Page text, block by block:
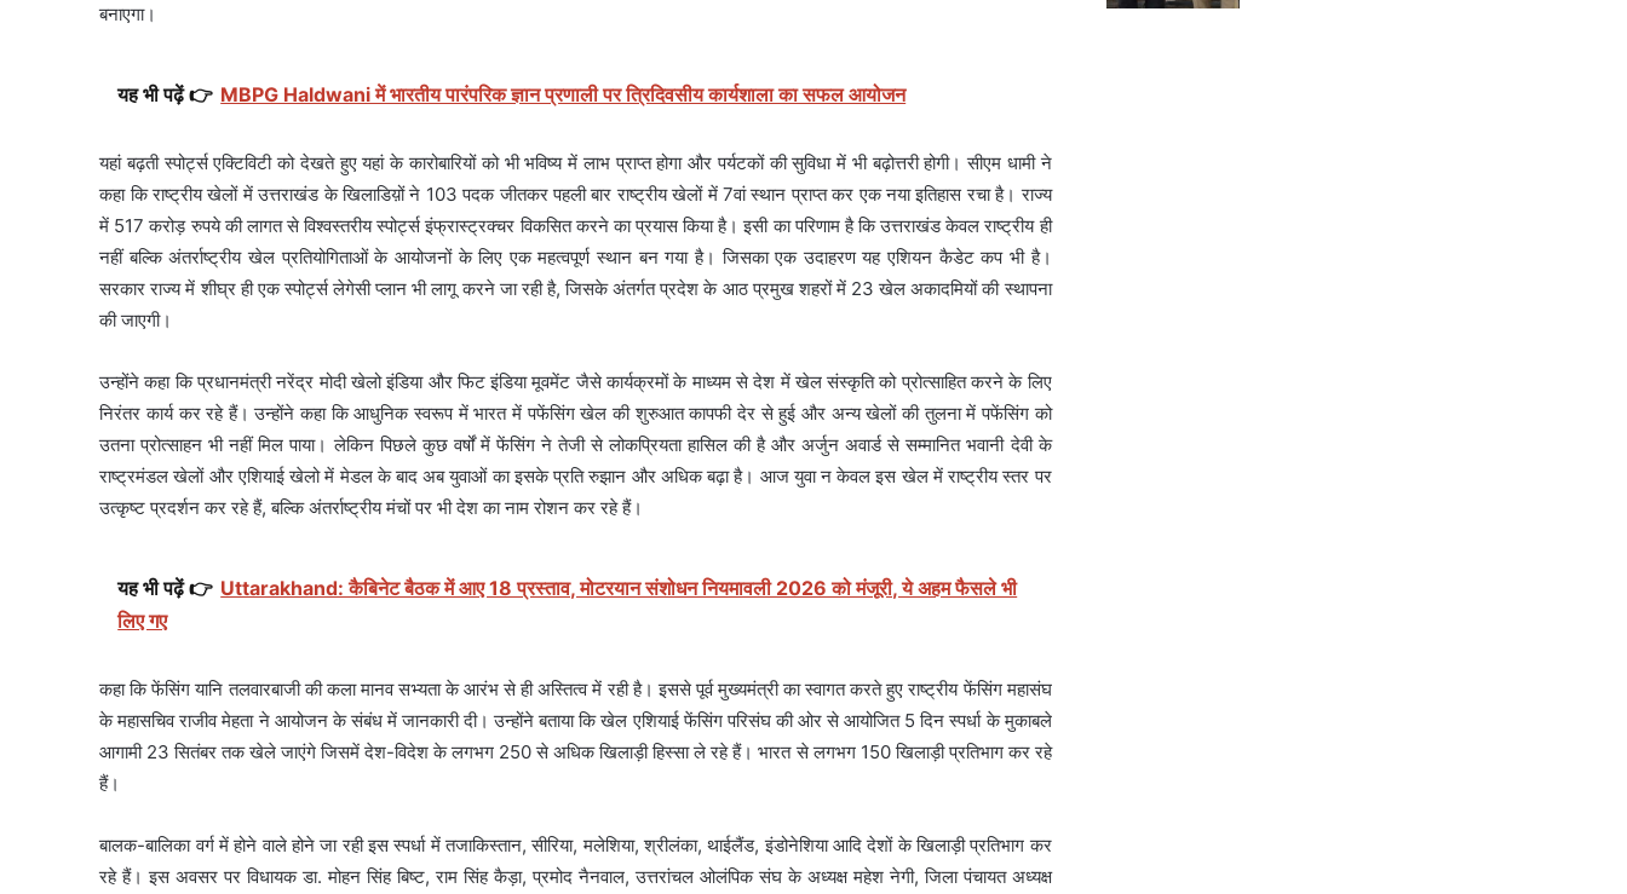
बनाएगा।
यह भी पढ़ें 👉 MBPG Haldwani में भारतीय पारंपरिक ज्ञान प्रणाली पर त्रिदिवसीय कार्यशाला का सफल आयोजन
यहां बढ़ती स्पोर्ट्स एक्टिविटी को देखते हुए यहां के कारोबारियों को भी भविष्य में लाभ प्राप्त होगा और पर्यटकों की सुविधा में भी बढ़ोत्तरी होगी। सीएम धामी ने
कहा कि राष्ट्रीय खेलों में उत्तराखंड के खिलाडिय़ों ने 103 पदक जीतकर पहली बार राष्ट्रीय खेलों में 7वां स्थान प्राप्त कर एक नया इतिहास रचा है। राज्य
में 517 करोड़ रुपये की लागत से विश्वस्तरीय स्पोर्ट्स इंफ्रास्ट्रक्चर विकसित करने का प्रयास किया है। इसी का परिणाम है कि उत्तराखंड केवल राष्ट्रीय ही
नहीं बल्कि अंतर्राष्ट्रीय खेल प्रतियोगिताओं के आयोजनों के लिए एक महत्वपूर्ण स्थान बन गया है। जिसका एक उदाहरण यह एशियन कैडेट कप भी है।
सरकार राज्य में शीघ्र ही एक स्पोर्ट्स लेगेसी प्लान भी लागू करने जा रही है, जिसके अंतर्गत प्रदेश के आठ प्रमुख शहरों में 23 खेल अकादमियों की स्थापना
की जाएगी।
उन्होंने कहा कि प्रधानमंत्री नरेंद्र मोदी खेलो इंडिया और फिट इंडिया मूवमेंट जैसे कार्यक्रमों के माध्यम से देश में खेल संस्कृति को प्रोत्साहित करने के लिए
निरंतर कार्य कर रहे हैं। उन्होंने कहा कि आधुनिक स्वरूप में भारत में पफेंसिंग खेल की शुरुआत कापफी देर से हुई और अन्य खेलों की तुलना में पफेंसिंग को
उतना प्रोत्साहन भी नहीं मिल पाया। लेकिन पिछले कुछ वर्षों में फेंसिंग ने तेजी से लोकप्रियता हासिल की है और अर्जुन अवार्ड से सम्मानित भवानी देवी के
राष्ट्रमंडल खेलों और एशियाई खेलो में मेडल के बाद अब युवाओं का इसके प्रति रुझान और अधिक बढ़ा है। आज युवा न केवल इस खेल में राष्ट्रीय स्तर पर
उत्कृष्ट प्रदर्शन कर रहे हैं, बल्कि अंतर्राष्ट्रीय मंचों पर भी देश का नाम रोशन कर रहे हैं।
यह भी पढ़ें 👉 Uttarakhand: कैबिनेट बैठक में आए 18 प्रस्ताव, मोटरयान संशोधन नियमावली 2026 को मंजूरी, ये अहम फैसले भी
लिए गए
कहा कि फेंसिंग यानि तलवारबाजी की कला मानव सभ्यता के आरंभ से ही अस्तित्व में रही है। इससे पूर्व मुख्यमंत्री का स्वागत करते हुए राष्ट्रीय फेंसिंग महासंघ
के महासचिव राजीव मेहता ने आयोजन के संबंध में जानकारी दी। उन्होंने बताया कि खेल एशियाई फेंसिंग परिसंघ की ओर से आयोजित 5 दिन स्पर्धा के मुकाबले
आगामी 23 सितंबर तक खेले जाएंगे जिसमें देश-विदेश के लगभग 250 से अधिक खिलाड़ी हिस्सा ले रहे हैं। भारत से लगभग 150 खिलाड़ी प्रतिभाग कर रहे
हैं।
बालक-बालिका वर्ग में होने वाले होने जा रही इस स्पर्धा में तजाकिस्तान, सीरिया, मलेशिया, श्रीलंका, थाईलैंड, इंडोनेशिया आदि देशों के खिलाड़ी प्रतिभाग कर
रहे हैं। इस अवसर पर विधायक डा. मोहन सिंह बिष्ट, राम सिंह कैड़ा, प्रमोद नैनवाल, उत्तरांचल ओलंपिक संघ के अध्यक्ष महेश नेगी, जिला पंचायत अध्यक्ष